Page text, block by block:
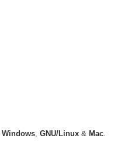
Windows GNU/Linux & Mac